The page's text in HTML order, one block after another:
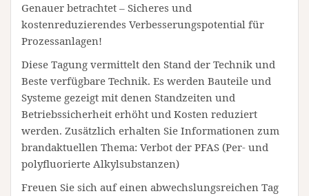
Genauer betrachtet – Sicheres und
kostenreduzierendes Verbesserungspotential für
Prozessanlagen!
Diese Tagung vermittelt den Stand der Technik und
Beste verfügbare Technik. Es werden Bauteile und
Systeme gezeigt mit denen Standzeiten und
Betriebssicherheit erhöht und Kosten reduziert
werden. Zusätzlich erhalten Sie Informationen zum
brandaktuellen Thema: Verbot der PFAS (Per- und
polyfluorierte Alkylsubstanzen)
Freuen Sie sich auf einen abwechslungsreichen Tag